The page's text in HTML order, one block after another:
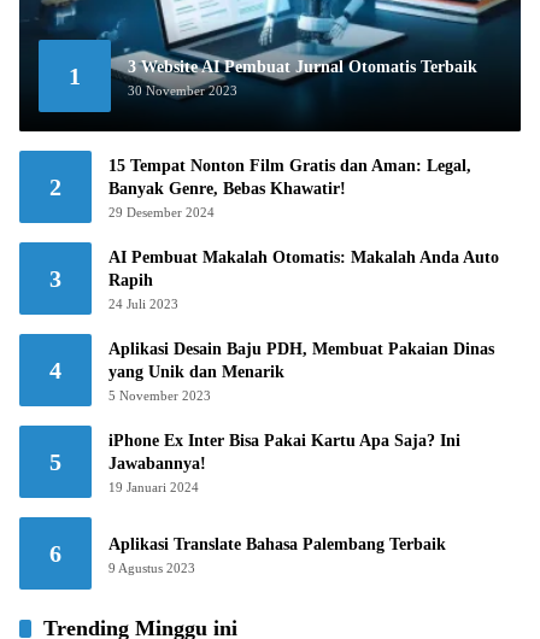
1 3 Website AI Pembuat Jurnal Otomatis Terbaik
30 November 2023
2
15 Tempat Nonton Film Gratis dan Aman: Legal,
Banyak Genre, Bebas Khawatir!
29 Desember 2024
3
AI Pembuat Makalah Otomatis: Makalah Anda Auto
Rapih
24 Juli 2023
4
Aplikasi Desain Baju PDH, Membuat Pakaian Dinas
yang Unik dan Menarik
5 November 2023
5
iPhone Ex Inter Bisa Pakai Kartu Apa Saja? Ini
Jawabannya!
19 Januari 2024
6 Aplikasi Translate Bahasa Palembang Terbaik
9 Agustus 2023
Trending Minggu ini